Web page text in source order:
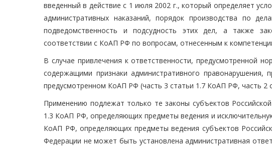
введенный в действие с 1 июля 2002 г., который определяет
административных наказаний, порядок производства по
подведомственность и подсудность этих дел, а также
соответствии с КоАП РФ по вопросам, отнесенным к
В случае привлечения к ответственности, предусмотренной
содержащими признаки административного
предусмотренном КоАП РФ (часть 3 статьи 1.7 КоАП РФ, часть 2
Применению подлежат только те законы субъектов
1.3 КоАП РФ, определяющих предметы ведения и
КоАП РФ, определяющих предметы ведения субъектов
Федерации не может быть установлена административная